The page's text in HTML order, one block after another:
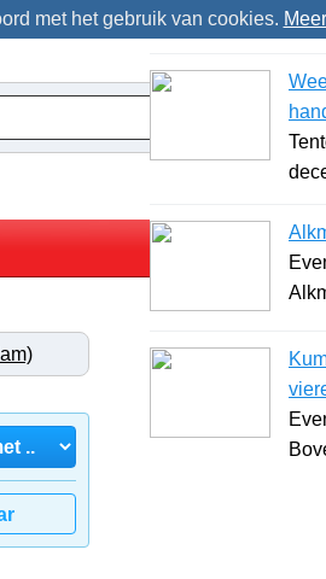
met het gebruik van cookies.